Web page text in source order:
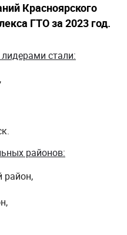
Красноярского
ГТО за 2023 год.
стали:
районов:
район,